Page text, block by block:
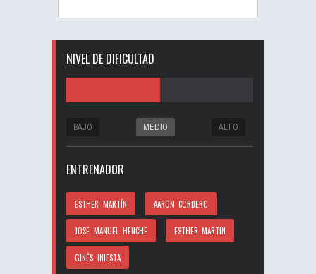
NIVEL DE DIFICULTAD
BAJO MEDIO ALTO
ENTRENADOR
ESTHER MARTÍN AARON CORDERO
JOSE MANUEL HENCHE ESTHER MARTIN
GINÉS INIESTA